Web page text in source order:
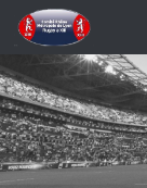
Skip to content